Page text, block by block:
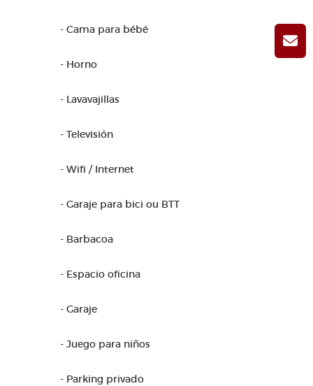
- Cama para bébé
- Horno
- Lavavajillas
- Televisión
- Wifi / Internet
- Garaje para bici ou BTT
- Barbacoa
- Espacio oficina
- Garaje
- Juego para niños
- Parking privado